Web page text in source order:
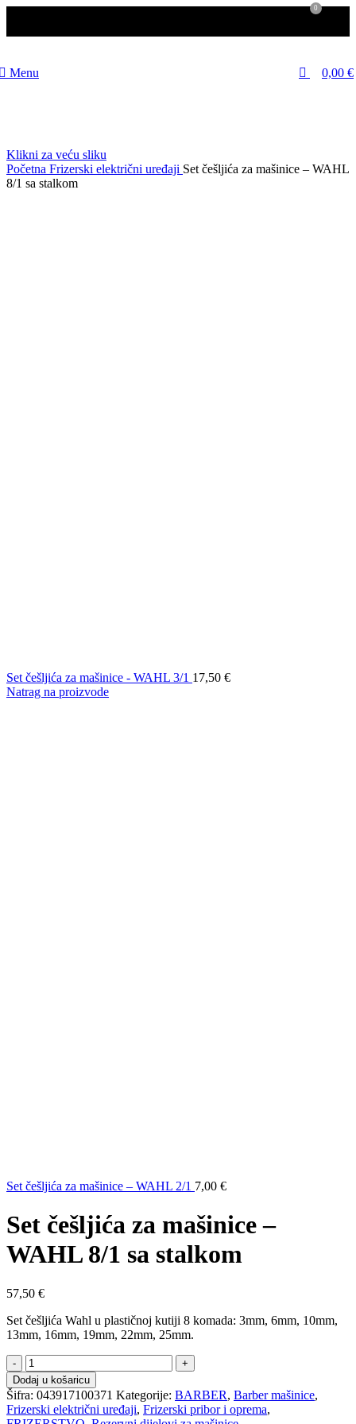
Menu
0
0,00 €
Klikni za veću sliku
Početna Frizerski električni uređaji Set češljića za mašinice – WAHL
8/1 sa stalkom
Set češljića za mašinice - WAHL 3/1 17,50 €
Natrag na proizvode
Set češljića za mašinice – WAHL 2/1 7,00 €
Set češljića za mašinice –
WAHL 8/1 sa stalkom
57,50 €
Set češljića Wahl u plastičnoj kutiji 8 komada: 3mm, 6mm, 10mm,
13mm, 16mm, 19mm, 22mm, 25mm.
Set
češljića
za
mašinice
–
Dodaj u košaricu
Šifra: 043917100371 Kategorije: BARBER, Barber mašinice,
Frizerski električni uređaji, Frizerski pribor i oprema,